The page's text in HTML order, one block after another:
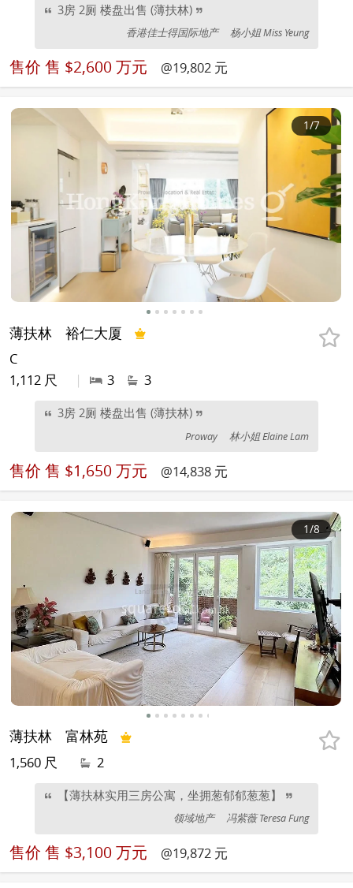
3房 2厕 楼盘出售 (薄扶林)
香港佳士得国际地产 杨小姐 Miss Yeung
售价 售 $2,600 万元 @19,802 元
1/7
薄扶林 裕仁大厦
C
1,112 尺
| 3 3
3房 2厕 楼盘出售 (薄扶林)
Proway 林小姐 Elaine Lam
售价 售 $1,650 万元 @14,838 元
1/8
薄扶林 富林苑
1,560 尺 2
【薄扶林实用三房公寓，坐拥葱郁郁葱葱】
领域地产 冯紫薇 Teresa Fung
售价 售 $3,100 万元 @19,872 元